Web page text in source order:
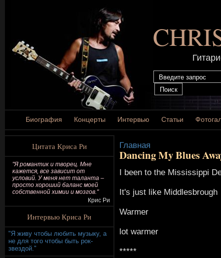
Биография Концерты Интервью Статьи
Цитата Криса Ри
"Я романтик и творец. Мне
кажется, все зависит от
условий. У меня нет таланта –
просто хороший баланс моей
собственной химии и мозгов."
Крис Ри
Интервью Криса Ри
"Я живу чтобы любить музыку, а
не для того чтобы быть рок-
звездой."
Главная
Dancing My Blues
I been to the Mississippi
It's just like Middlesbrough
Warmer
lot warmer
*****